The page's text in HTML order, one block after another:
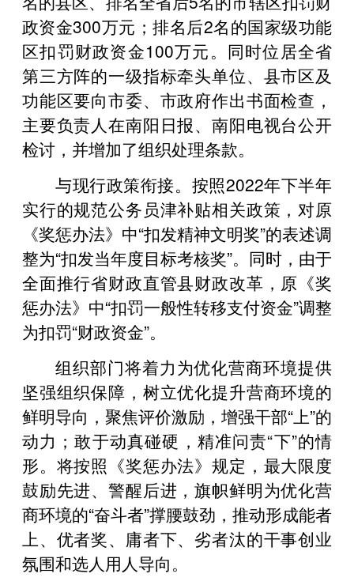
政资金300万元；排名后2名的国家级功能
区扣罚财政资金100万元。同时位居全省
第三方阵的一级指标牵头单位、县市区及
功能区要向市委、市政府作出书面检查，
主要负责人在南阳日报、南阳电视台公开
检讨，并增加了组织处理条款。
与现行政策衔接。按照2022年下半年
实行的规范公务员津补贴相关政策，对原
《奖惩办法》中“扣发精神文明奖”的表述调
整为“扣发当年度目标考核奖”。同时，由于
全面推行省财政直管县财政改革，原《奖
惩办法》中“扣罚一般性转移支付资金”调整
为扣罚“财政资金”。
组织部门将着力为优化营商环境提供
坚强组织保障，树立优化提升营商环境的
鲜明导向，聚焦评价激励，增强干部“上”的
动力；敢于动真碰硬，精准问责“下”的情
形。将按照《奖惩办法》规定，最大限度
鼓励先进、警醒后进，旗帜鲜明为优化营
商环境的“奋斗者”撑腰鼓劲，推动形成能者
上、优者奖、庸者下、劣者汰的干事创业
氛围和选人用人导向。